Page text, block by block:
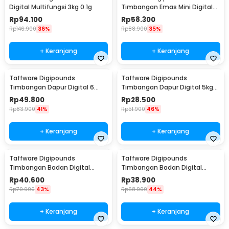
Digital Multifungsi 3kg 0.1g
Rp94.100
Rp146.900 36%
+ Keranjang
Timbangan Emas Mini Digital
Multifungsi 500g 0.1g - EK518
Rp58.300
Rp88.900 35%
+ Keranjang
Taffware Digipounds
Timbangan Dapur Digital 6
Satuan 1kg 0.1g - i2000
Rp49.800
Rp83.900 41%
+ Keranjang
Taffware Digipounds
Timbangan Dapur Digital 5kg
1g Kitchen Scale LCD - B05
Rp28.500
Rp51.900 46%
+ Keranjang
Taffware Digipounds
Timbangan Badan Digital
Scale Battery 0.05kg 180kg -
BT-986
Rp40.600
Rp70.900 43%
+ Keranjang
Taffware Digipounds
Timbangan Badan Digital
Scale Battery 0.05kg 180kg -
SC-01
Rp38.900
Rp68.900 44%
+ Keranjang